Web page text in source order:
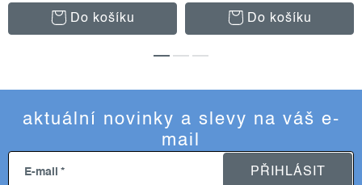
Do košíku Do košíku
aktuální novinky a slevy na váš e-
mail
E-mail PŘIHLÁSIT